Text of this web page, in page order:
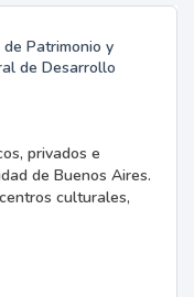
Patrimonio y
de Desarrollo
privados e
de Buenos Aires.
culturales,